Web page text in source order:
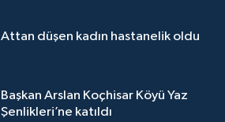
Attan düşen kadın hastanelik oldu
Başkan Arslan Koçhisar Köyü Yaz
Şenlikleri’ne katıldı